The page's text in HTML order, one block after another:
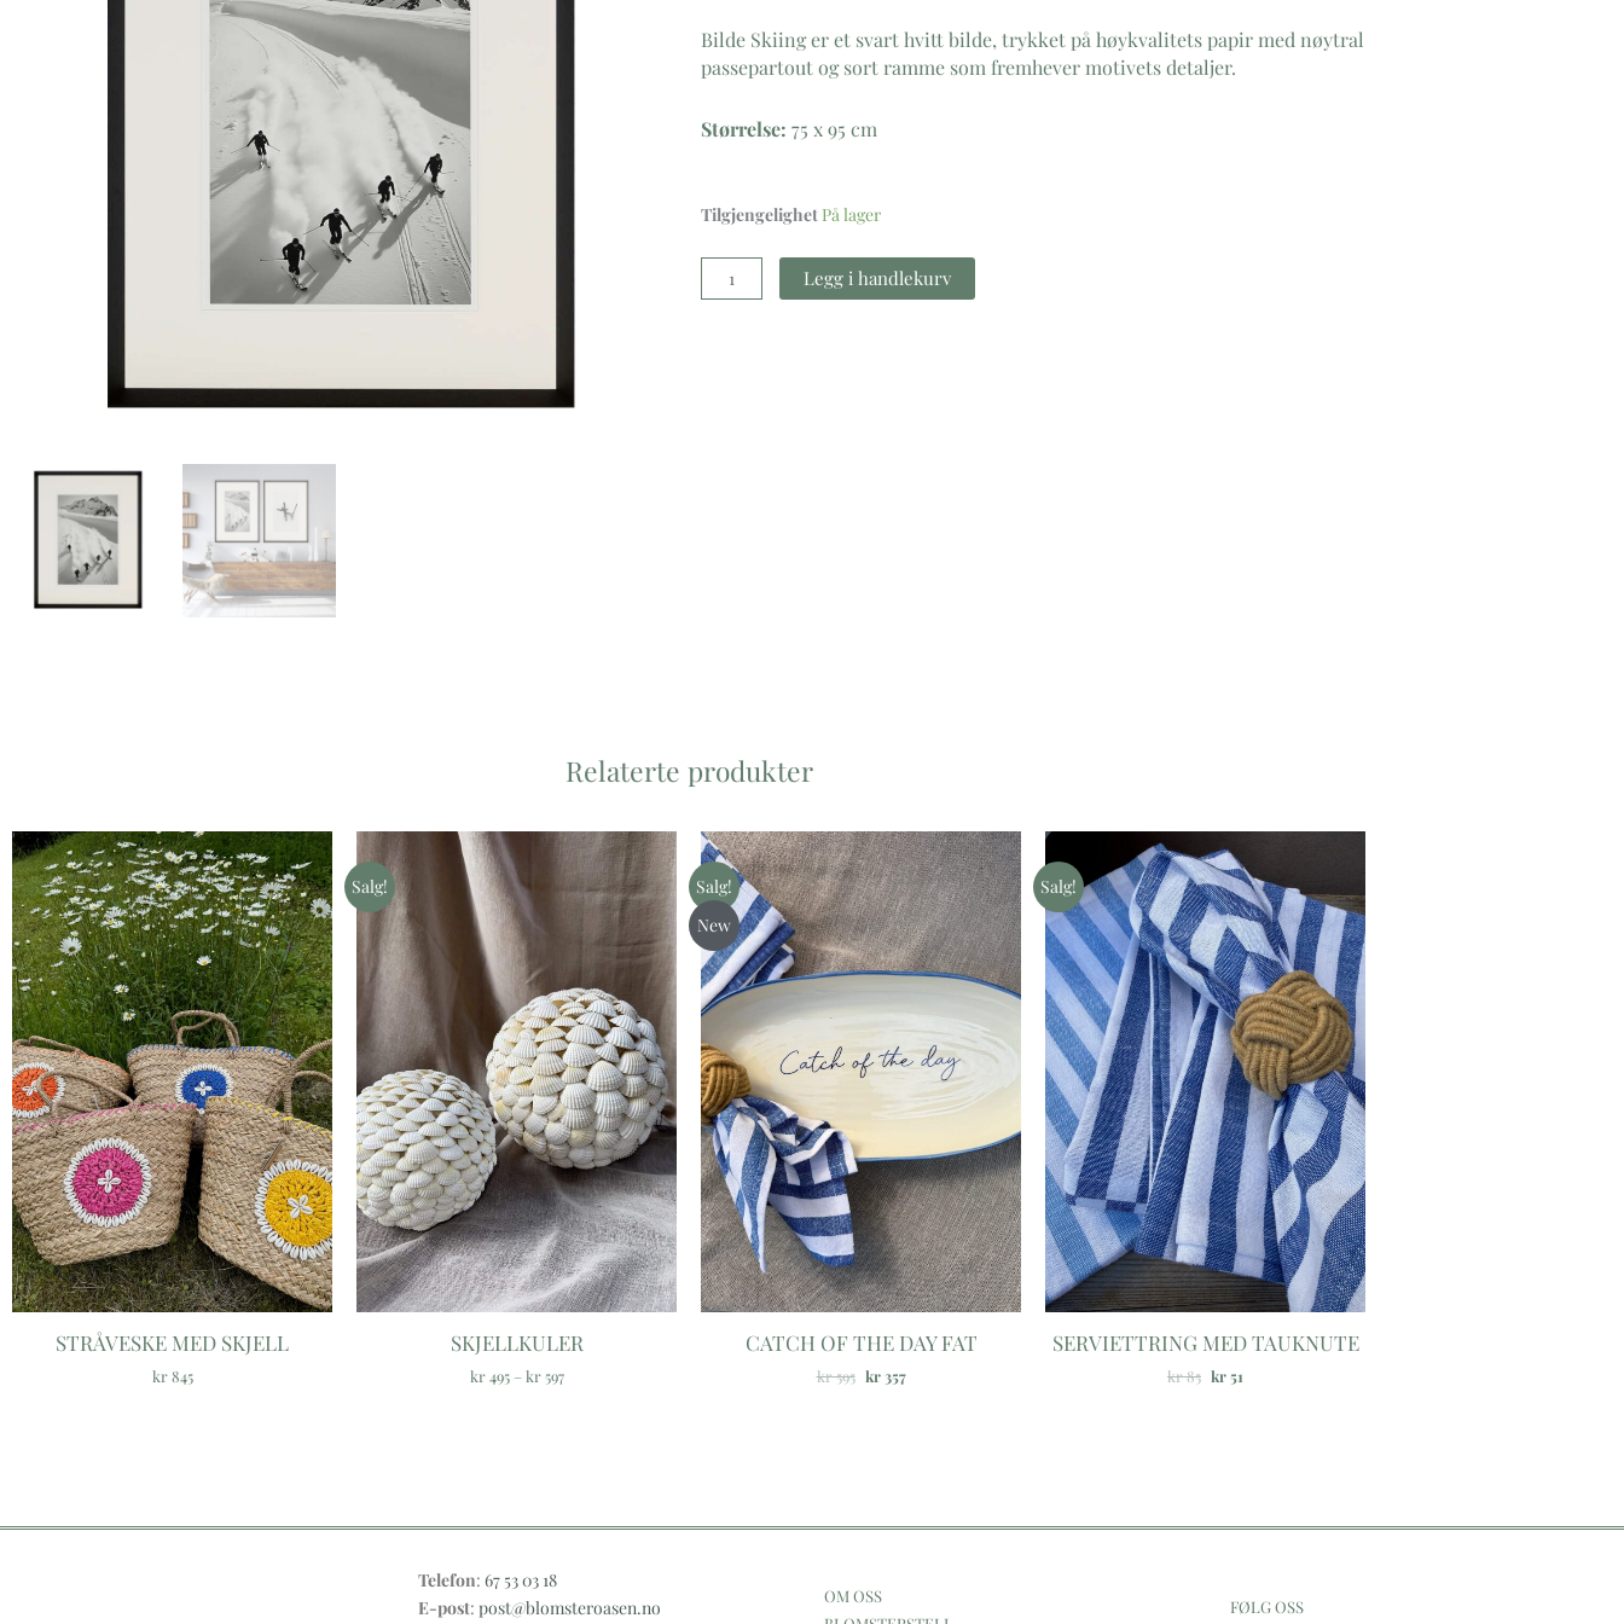
Bilde Skiing er et svart hvitt bilde, trykket på høykvalitets papir med nøytral
passepartout og sort ramme som fremhever motivets detaljer.
Størrelse: 75 x 95 cm
Tilgjengelighet På lager
Bilde
Legg i handlekurv
Relaterte produkter
STRÅVESKE MED SKJELL
kr845
Salg!
SKJELLKULER
kr495 – kr597
Prisområde:
kr 495
til
kr 597
Salg!
New
CATCH OF THE DAY FAT
kr595
Opprinnelig
pris
var:
kr 595.
kr357
Nåværende
pris
er:
kr 357.
Salg!
SERVIETTRING MED TAUKNUTE
kr85
pris
var:
kr 85.
kr51
er:
kr 51.
Telefon: 67 53 03 18
E-post: post@blomsteroasen.no
OM OSS
FØLG OSS